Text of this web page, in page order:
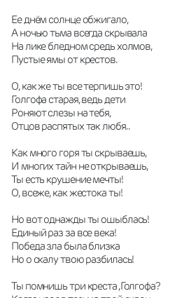
Ее днём солнце обжигало,
А ночью тьма всегда скрывала
На лике бледном средь холмов,
Пустые ямы от крестов.
О, как же ты все терпишь это!
Голгофа старая, ведь дети
Роняют слезы на тебя,
Отцов распятых так любя..
Как много горя ты скрываешь,
И многих тайн не открываешь,
Ты есть крушение мечты!
О, всеже, как жестока ты!
Но вот однажды ты ошыблась!
Единый раз за все века!
Победа зла была близка
Но о скалу твою разбилась!
Ты помнишь три креста ,Голгофа?